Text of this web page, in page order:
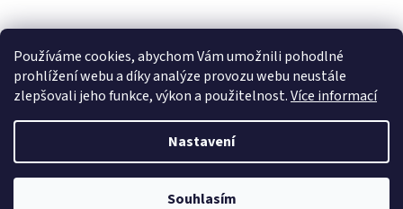
Používáme cookies, abychom Vám umožnili pohodlné
prohlížení webu a díky analýze provozu webu neustále
zlepšovali jeho funkce, výkon a použitelnost.Více informací
Nastavení
Souhlasím